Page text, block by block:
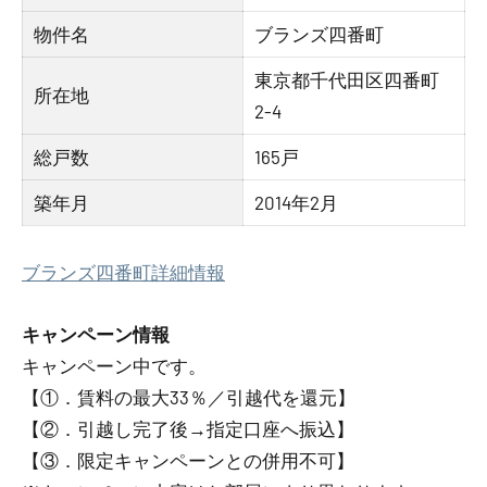
物件名 ブランズ四番町
所在地
東京都千代田区四番町
2-4
総戸数 165戸
築年月 2014年2月
ブランズ四番町詳細情報
キャンペーン情報
キャンペーン中です。
【①．賃料の最大33％／引越代を還元】
【②．引越し完了後→指定口座へ振込】
【③．限定キャンペーンとの併用不可】